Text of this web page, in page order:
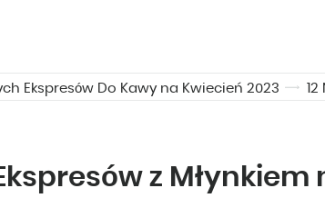
Ekspresów Do Kawy na Kwiecień 2023
z Młynkiem